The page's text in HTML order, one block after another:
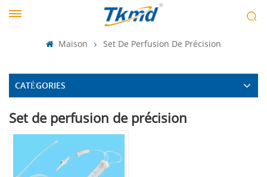
Maison Set De Perfusion De Précision
CATÉGORIES
Set de perfusion de précision